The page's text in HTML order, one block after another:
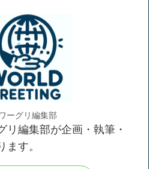
ワーグリ編集部
リ編集部が企画・執筆・
ます。